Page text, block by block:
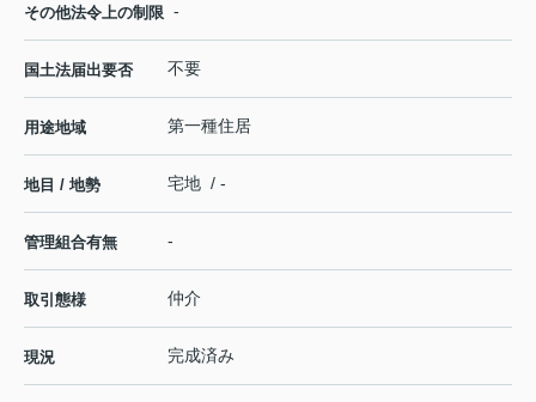
その他法令上の制限 -
国土法届出要否 不要
用途地域 第一種住居
地目 / 地勢 宅地 / -
管理組合有無 -
取引態様 仲介
現況 完成済み